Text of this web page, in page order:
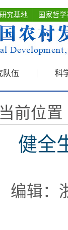
究基地 国家哲
队伍 科
当前位置
健全
编辑：